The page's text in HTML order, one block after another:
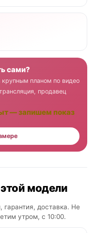
сами?
планом по видео
продавец
— запишем показ
модели
доставка. Не
утром, с 10:00.